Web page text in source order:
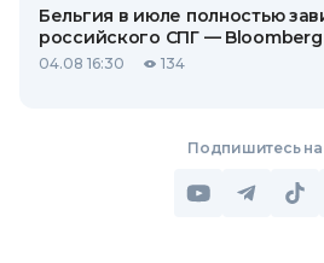
Бельгия в июле полностью
российского СПГ — Bloomberg
04.08 16:30 134
Подпишитесь на